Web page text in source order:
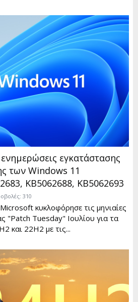
εγκατάστασης
των Windows 11
KB5062688, KB5062693
310
κυκλοφόρησε τις μηνιαίες
"Patch Tuesday" Ιουλίου για τα
και 22H2 με τις...